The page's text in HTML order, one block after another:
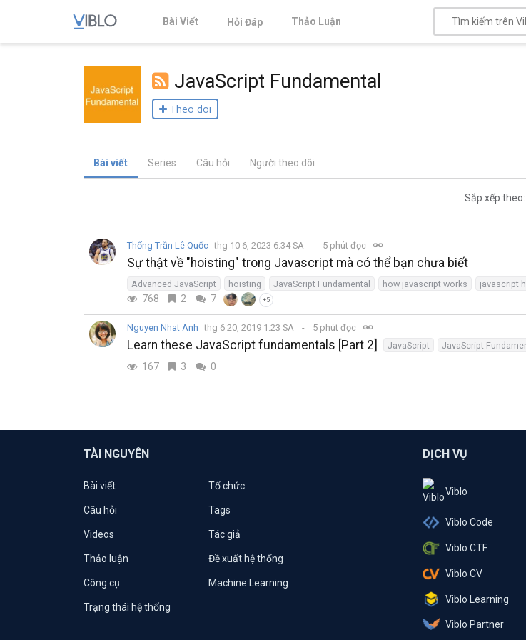
Bài Viết Hỏi Đáp Thảo Luận
JavaScript Fundamental
Theo dõi
Bài viết Series Câu hỏi Người theo dõi
Sắp xếp theo:
Thống Trần Lê Quốc thg 10 6, 2023 6:34 SA 5 phút đọc
Sự thật về "hoisting" trong Javascript mà có thể bạn chưa biết
Advanced JavaScript hoisting JavaScript Fundamental how javascript works javascript
768 2 7 +5
Nguyen Nhat Anh thg 6 20, 2019 1:23 SA 5 phút đọc
Learn these JavaScript fundamentals [Part 2] JavaScript JavaScript
167 3 0
TÀI NGUYÊN
Bài viết Tổ chức
Câu hỏi Tags
Videos Tác giả
Thảo luận Đề xuất hệ thống
Công cụ Machine Learning
Trạng thái hệ thống
DỊCH VỤ
Viblo
Viblo Code
Viblo CTF
Viblo CV
Viblo Learning
Viblo Partner